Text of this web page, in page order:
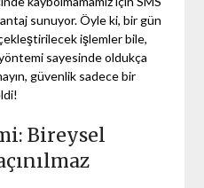
sunuyor. Öyle ki, bir gün
işlemler bile,
sayesinde oldukça
güvenlik sadece bir
Bireysel